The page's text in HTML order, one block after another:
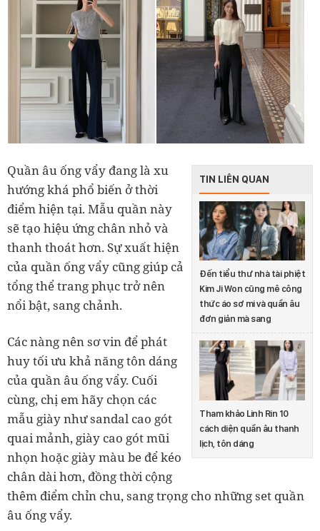
TIN LIÊN QUAN
Đến tiểu thư nhà tài phiệt
Kim Ji Won cũng mê công
thức áo sơ mi và quần âu
đơn giản mà sang
Tham khảo Linh Rin 10
cách diện quần âu thanh
lịch, tôn dáng
Quần âu ống vẩy đang là xu
hướng khá phổ biến ở thời
điểm hiện tại. Mẫu quần này
sẽ tạo hiệu ứng chân nhỏ và
thanh thoát hơn. Sự xuất hiện
của quần ống vẩy cũng giúp cả
tổng thể trang phục trở nên
nổi bật, sang chảnh.
Các nàng nên sơ vin để phát
huy tối ưu khả năng tôn dáng
của quần âu ống vẩy. Cuối
cùng, chị em hãy chọn các
mẫu giày như sandal cao gót
quai mảnh, giày cao gót mũi
nhọn hoặc giày màu be để kéo
chân dài hơn, đồng thời cộng
thêm điểm chỉn chu, sang trọng cho những set quần
âu ống vẩy.